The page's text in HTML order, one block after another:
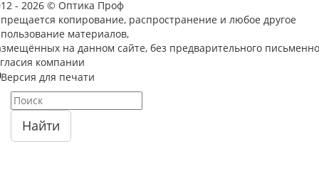
- 2026 © Оптика Проф
копирование, распространение и любое другое
материалов,
на данном сайте, без предварительного
компании
Версия для печати
Найти